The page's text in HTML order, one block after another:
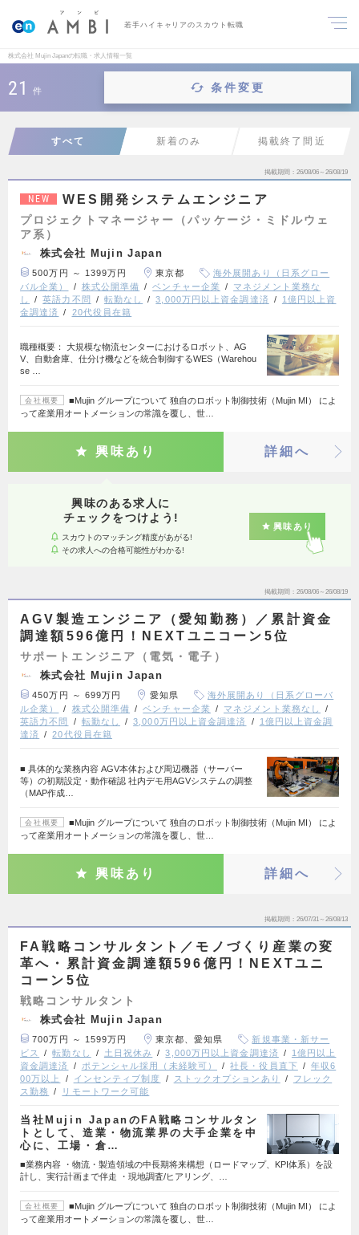
若手ハイキャリアのスカウト転職
株式会社 Mujin Japanの転職・求人情報一覧
21 件 条件変更
すべて 新着のみ 掲載終了間近
掲載期間 26/08/06～26/08/19
NEW WES開発システムエンジニア
プロジェクトマネージャー（パッケージ・ミドルウェ
ア系）
株式会社 Mujin Japan
500万円 ～ 1399万円 東京都
海外展開あり（日系グロー
バル企業）
株式公開準備 ベンチャー企業
マネジメント業務な
し
英語力不問 転勤なし 3,000万円以上資金調達済
1億円以上資
金調達済
20代役員在籍
職種概要： 大規模な物流センターにおけるロボット、AG
V、自動倉庫、仕分け機などを統合制御するWES（Warehou
se …
会社概要
■Mujin グループについて 独自のロボット制御技術（Mujin MI） によ
って産業用オートメーションの常識を覆し、世…
興味あり 詳細へ
興味のある求人に
チェックをつけよう!
スカウトのマッチング精度があがる!
その求人への合格可能性がわかる!
興味あり
掲載期間 26/08/06～26/08/19
AGV製造エンジニア（愛知勤務）／累計資金
調達額596億円！NEXTユニコーン5位
サポートエンジニア（電気・電子）
株式会社 Mujin Japan
450万円 ～ 699万円 愛知県
海外展開あり（日系グローバ
ル企業）
株式公開準備 ベンチャー企業
マネジメント業務なし
英語力不問
転勤なし 3,000万円以上資金調達済
1億円以上資金調
達済
20代役員在籍
■ 具体的な業務内容 AGV本体および周辺機器（サーバー
等）の初期設定・動作確認 社内デモ用AGVシステムの調整
（MAP作成…
会社概要
■Mujin グループについて 独自のロボット制御技術（Mujin MI） によ
って産業用オートメーションの常識を覆し、世…
興味あり 詳細へ
掲載期間 26/07/31～26/08/13
FA戦略コンサルタント／モノづくり産業の変
革へ・累計資金調達額596億円！NEXTユニ
コーン5位
戦略コンサルタント
株式会社 Mujin Japan
700万円 ～ 1599万円 東京都、愛知県
新規事業・新サー
ビス
転勤なし 土日祝休み 3,000万円以上資金調達済
1億円以上
資金調達済
ポテンシャル採用（未経験可） 社長・役員直下
年収6
00万以上
インセンティブ制度 ストックオプションあり
フレック
ス勤務
リモートワーク可能
当社Mujin JapanのFA戦略コンサルタン
トとして、造業・物流業界の大手企業を中
心に、工場・倉…
■業務内容 ・物流・製造領域の中長期将来構想（ロードマップ、KPI体系）を設
計し、実行計画まで伴走 ・現地調査/ヒアリング、…
会社概要
■Mujin グループについて 独自のロボット制御技術（Mujin MI） によ
って産業用オートメーションの常識を覆し、世…